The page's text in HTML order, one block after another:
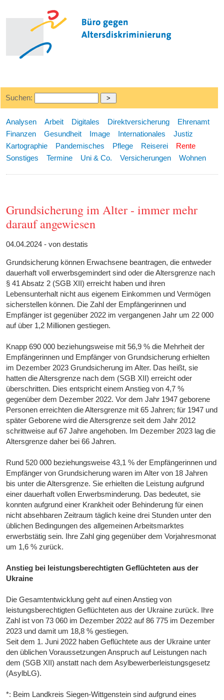
Suchen:
Analysen Arbeit Digitales Direktversicherung
Ehrenamt
Finanzen
Gesundheit Image Internationales
Justiz
Kartographie
Pandemisches Pflege Reiserei
Rente
Sonstiges
Termine Uni & Co. Versicherungen Wohnen
Grundsicherung im Alter - immer mehr
darauf angewiesen
04.04.2024 - von destatis
Grundsicherung können Erwachsene beantragen, die entweder
dauerhaft voll erwerbsgemindert sind oder die Altersgrenze nach
§ 41 Absatz 2 (SGB XII) erreicht haben und ihren
Lebensunterhalt nicht aus eigenem Einkommen und Vermögen
sicherstellen können. Die Zahl der Empfängerinnen und
Empfänger ist gegenüber 2022 im vergangenen Jahr um 22 000
auf über 1,2 Millionen gestiegen.
Knapp 690 000 beziehungsweise mit 56,9 % die Mehrheit der
Empfängerinnen und Empfänger von Grundsicherung erhielten
im Dezember 2023 Grundsicherung im Alter. Das heißt, sie
hatten die Altersgrenze nach dem (SGB XII) erreicht oder
überschritten. Dies entspricht einem Anstieg von 4,7 %
gegenüber dem Dezember 2022. Vor dem Jahr 1947 geborene
Personen erreichten die Altersgrenze mit 65 Jahren; für 1947 und
später Geborene wird die Altersgrenze seit dem Jahr 2012
schrittweise auf 67 Jahre angehoben. Im Dezember 2023 lag die
Altersgrenze daher bei 66 Jahren.
Rund 520 000 beziehungsweise 43,1 % der Empfängerinnen und
Empfänger von Grundsicherung waren im Alter von 18 Jahren
bis unter die Altersgrenze. Sie erhielten die Leistung aufgrund
einer dauerhaft vollen Erwerbsminderung. Das bedeutet, sie
konnten aufgrund einer Krankheit oder Behinderung für einen
nicht absehbaren Zeitraum täglich keine drei Stunden unter den
üblichen Bedingungen des allgemeinen Arbeitsmarktes
erwerbstätig sein. Ihre Zahl ging gegenüber dem Vorjahresmonat
um 1,6 % zurück.
Anstieg bei leistungsberechtigten Geflüchteten aus der
Ukraine
Die Gesamtentwicklung geht auf einen Anstieg von
leistungsberechtigten Geflüchteten aus der Ukraine zurück. Ihre
Zahl ist von 73 060 im Dezember 2022 auf 86 775 im Dezember
2023 und damit um 18,8 % gestiegen.
Seit dem 1. Juni 2022 haben Geflüchtete aus der Ukraine unter
den üblichen Voraussetzungen Anspruch auf Leistungen nach
dem (SGB XII) anstatt nach dem Asylbewerberleistungsgesetz
(AsylbLG).
*: Beim Landkreis Siegen-Wittgenstein sind aufgrund eines